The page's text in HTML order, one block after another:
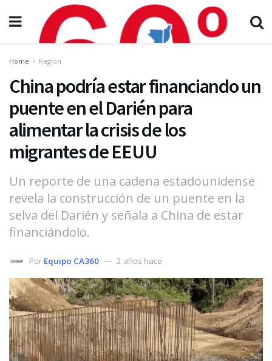
Home Región
China podría estar financiando un
puente en el Darién para
alimentar la crisis de los
migrantes de EEUU
Un reporte de una cadena estadounidense
revela la construcción de un puente en la
selva del Darién y señala a China de estar
financiándolo.
Por Equipo CA360 2 años hace